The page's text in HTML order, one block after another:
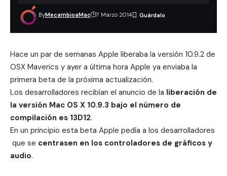
ByMecambioaMac 7 Marzo 2014
Hace un par de semanas Apple liberaba la versión 10.9.2 de
OSX Maverics y ayer a última hora Apple ya enviaba la
primera beta de la próxima actualización.
Los desarrolladores recibían el anuncio de la liberación de
la versión Mac OS X 10.9.3 bajo el número de
compilación es 13D12.
En un principio esta beta Apple pedía a los desarrolladores
que se centrasen en los controladores de gráficos y
audio.